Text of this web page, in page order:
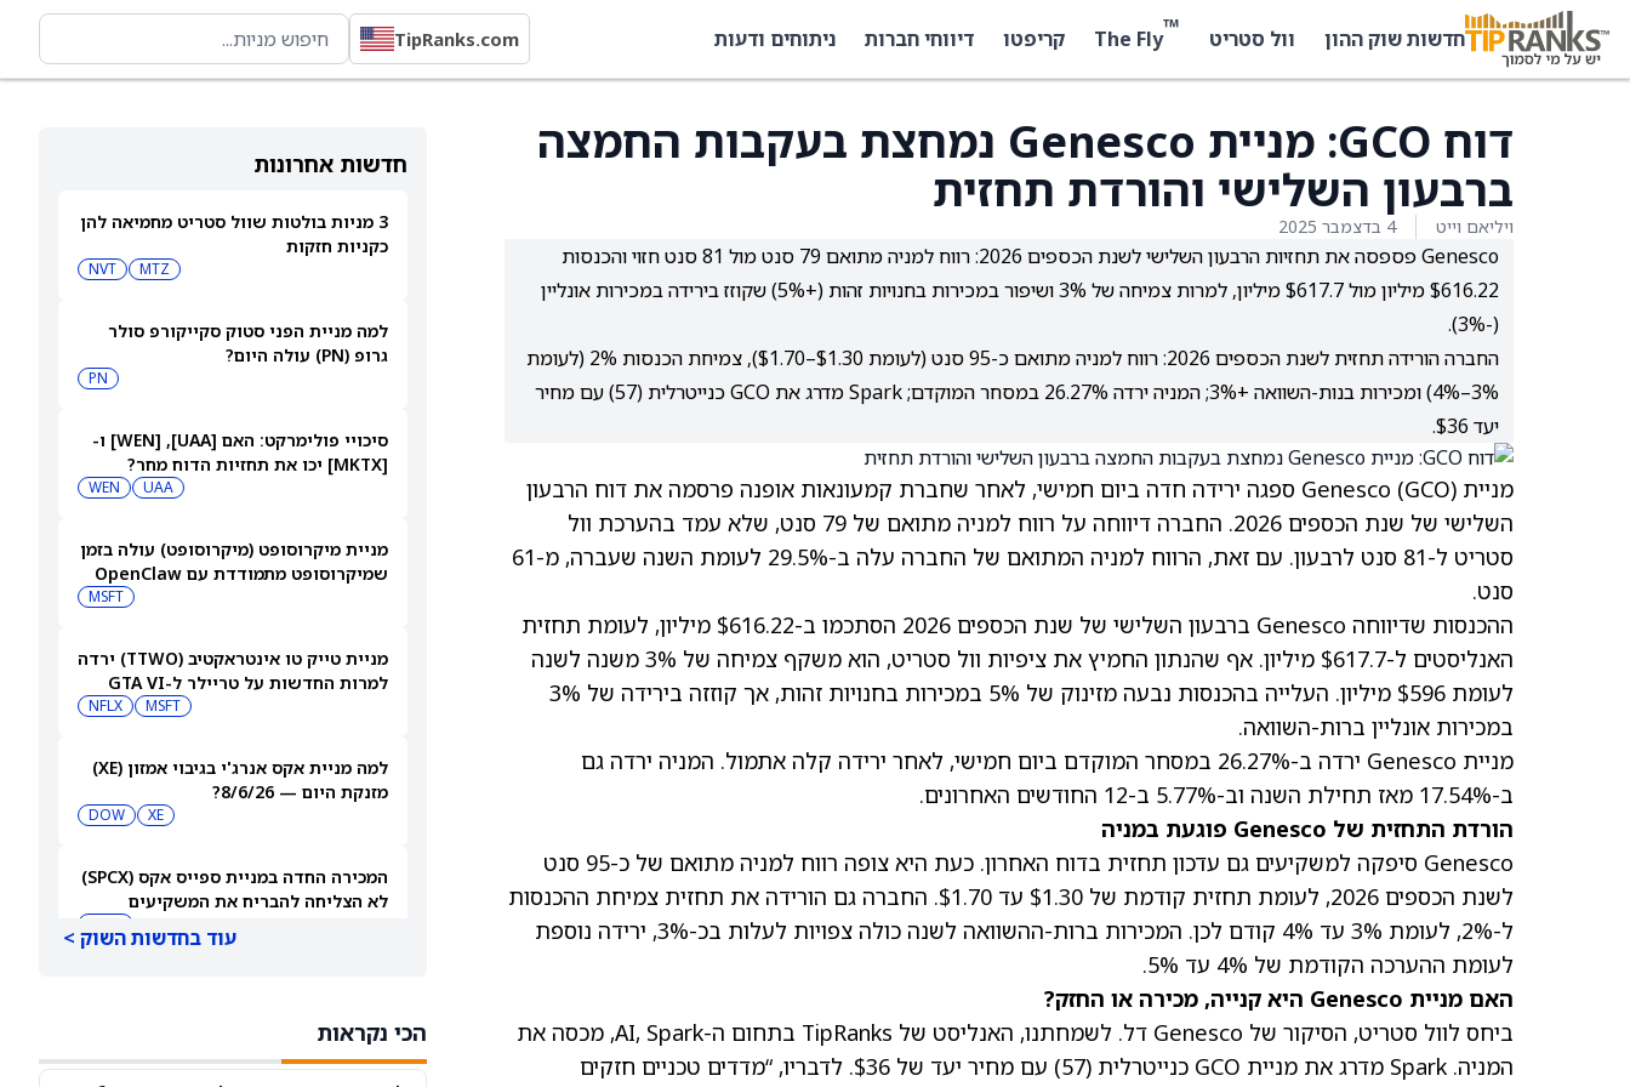
חדשות שוק ההון וול סטריט ™
The Fly קריפטו דיווחי חברות ניתוחים ודעות TipRanks.com
חדשות אחרונות
3 מניות בולטות שוול סטריט מחמיאה להן
כקניות חזקות
MTZ
NVT
למה מניית הפני סטוק סקייקורפ סולר
גרופ (PN) עולה היום?
PN
סיכויי פולימרקט: האם [UAA], ‏[WEN] ו-
[MKTX] יכו את תחזיות הדוח מחר?
UAA
WEN
מניית מיקרוסופט (מיקרוסופט) עולה בזמן
שמיקרוסופט מתמודדת עם OpenClaw
MSFT
מניית טייק טו אינטראקטיב (TTWO) ירדה
למרות החדשות על טריילר ל-GTA VI
MSFT
NFLX
למה מניית אקס אנרג'י בגיבוי אמזון (XE)
מזנקת היום — 8/6/26?
XE
DOW
המכירה החדה במניית ספייס אקס (SPCX)
לא הצליחה להבריח את המשקיעים
עוד בחדשות השוק >
הכי נקראות
דוח GCO: מניית Genesco נמחצת בעקבות החמצה
ברבעון השלישי והורדת תחזית
ויליאם וייט 4 בדצמבר 2025
Genesco פספסה את תחזיות הרבעון השלישי לשנת הכספים 2026: רווח למניה מתואם 79 סנט מול 81 סנט חזוי והכנסות
$616.22 מיליון מול $617.7 מיליון, למרות צמיחה של 3% ושיפור במכירות בחנויות זהות (+5%) שקוזז בירידה במכירות אונליין
(-3%).
החברה הורידה תחזית לשנת הכספים 2026: רווח למניה מתואם כ-95 סנט (לעומת $1.30–$1.70), צמיחת הכנסות 2% (לעומת
3%–4%) ומכירות בנות-השוואה +3%; המניה ירדה 26.27% במסחר המוקדם; Spark מדרג את GCO כנייטרלית (57) עם מחיר
יעד $36.
מניית Genesco (GCO)
ספגה ירידה חדה ביום חמישי, לאחר שחברת קמעונאות אופנה פרסמה את דוח הרבעון
השלישי של שנת הכספים 2026. החברה דיווחה על רווח למניה מתואם של 79 סנט, שלא עמד בהערכת וול
סטריט ל-81 סנט לרבעון. עם זאת, הרווח למניה המתואם של החברה עלה ב-29.5% לעומת השנה שעברה, מ-61
סנט.
ההכנסות שדיווחה Genesco ברבעון השלישי של שנת הכספים 2026 הסתכמו ב-$616.22 מיליון, לעומת תחזית
האנליסטים ל-$617.7 מיליון. אף שהנתון החמיץ את ציפיות וול סטריט, הוא משקף צמיחה של 3% משנה לשנה
לעומת $596 מיליון. העלייה בהכנסות נבעה מזינוק של 5% במכירות בחנויות זהות, אך קוזזה בירידה של 3%
במכירות אונליין ברות-השוואה.
מניית Genesco ירדה ב-26.27% במסחר המוקדם ביום חמישי
, לאחר ירידה קלה אתמול. המניה ירדה גם
ב-17.54% מאז תחילת השנה וב-5.77% ב-12 החודשים האחרונים.
הורדת התחזית של Genesco פוגעת במניה
Genesco סיפקה למשקיעים גם עדכון תחזית בדוח האחרון. כעת היא צופה רווח למניה מתואם של כ-95 סנט
לשנת הכספים 2026, לעומת תחזית קודמת של $1.30 עד $1.70. החברה גם הורידה את תחזית צמיחת ההכנסות
ל-2%, לעומת 3% עד 4% קודם לכן. המכירות ברות-ההשוואה לשנה כולה צפויות לעלות בכ-3%, ירידה נוספת
לעומת ההערכה הקודמת של 4% עד 5%.
האם מניית Genesco היא קנייה, מכירה או החזק?
ביחס לוול סטריט, הסיקור של Genesco דל. לשמחתנו, האנליסט של TipRanks בתחום ה-AI, Spark, מכסה את
המניה. Spark מדרג את מניית GCO כנייטרלית (57) עם מחיר יעד של $36
. לדבריו, “מדדים טכניים חזקים